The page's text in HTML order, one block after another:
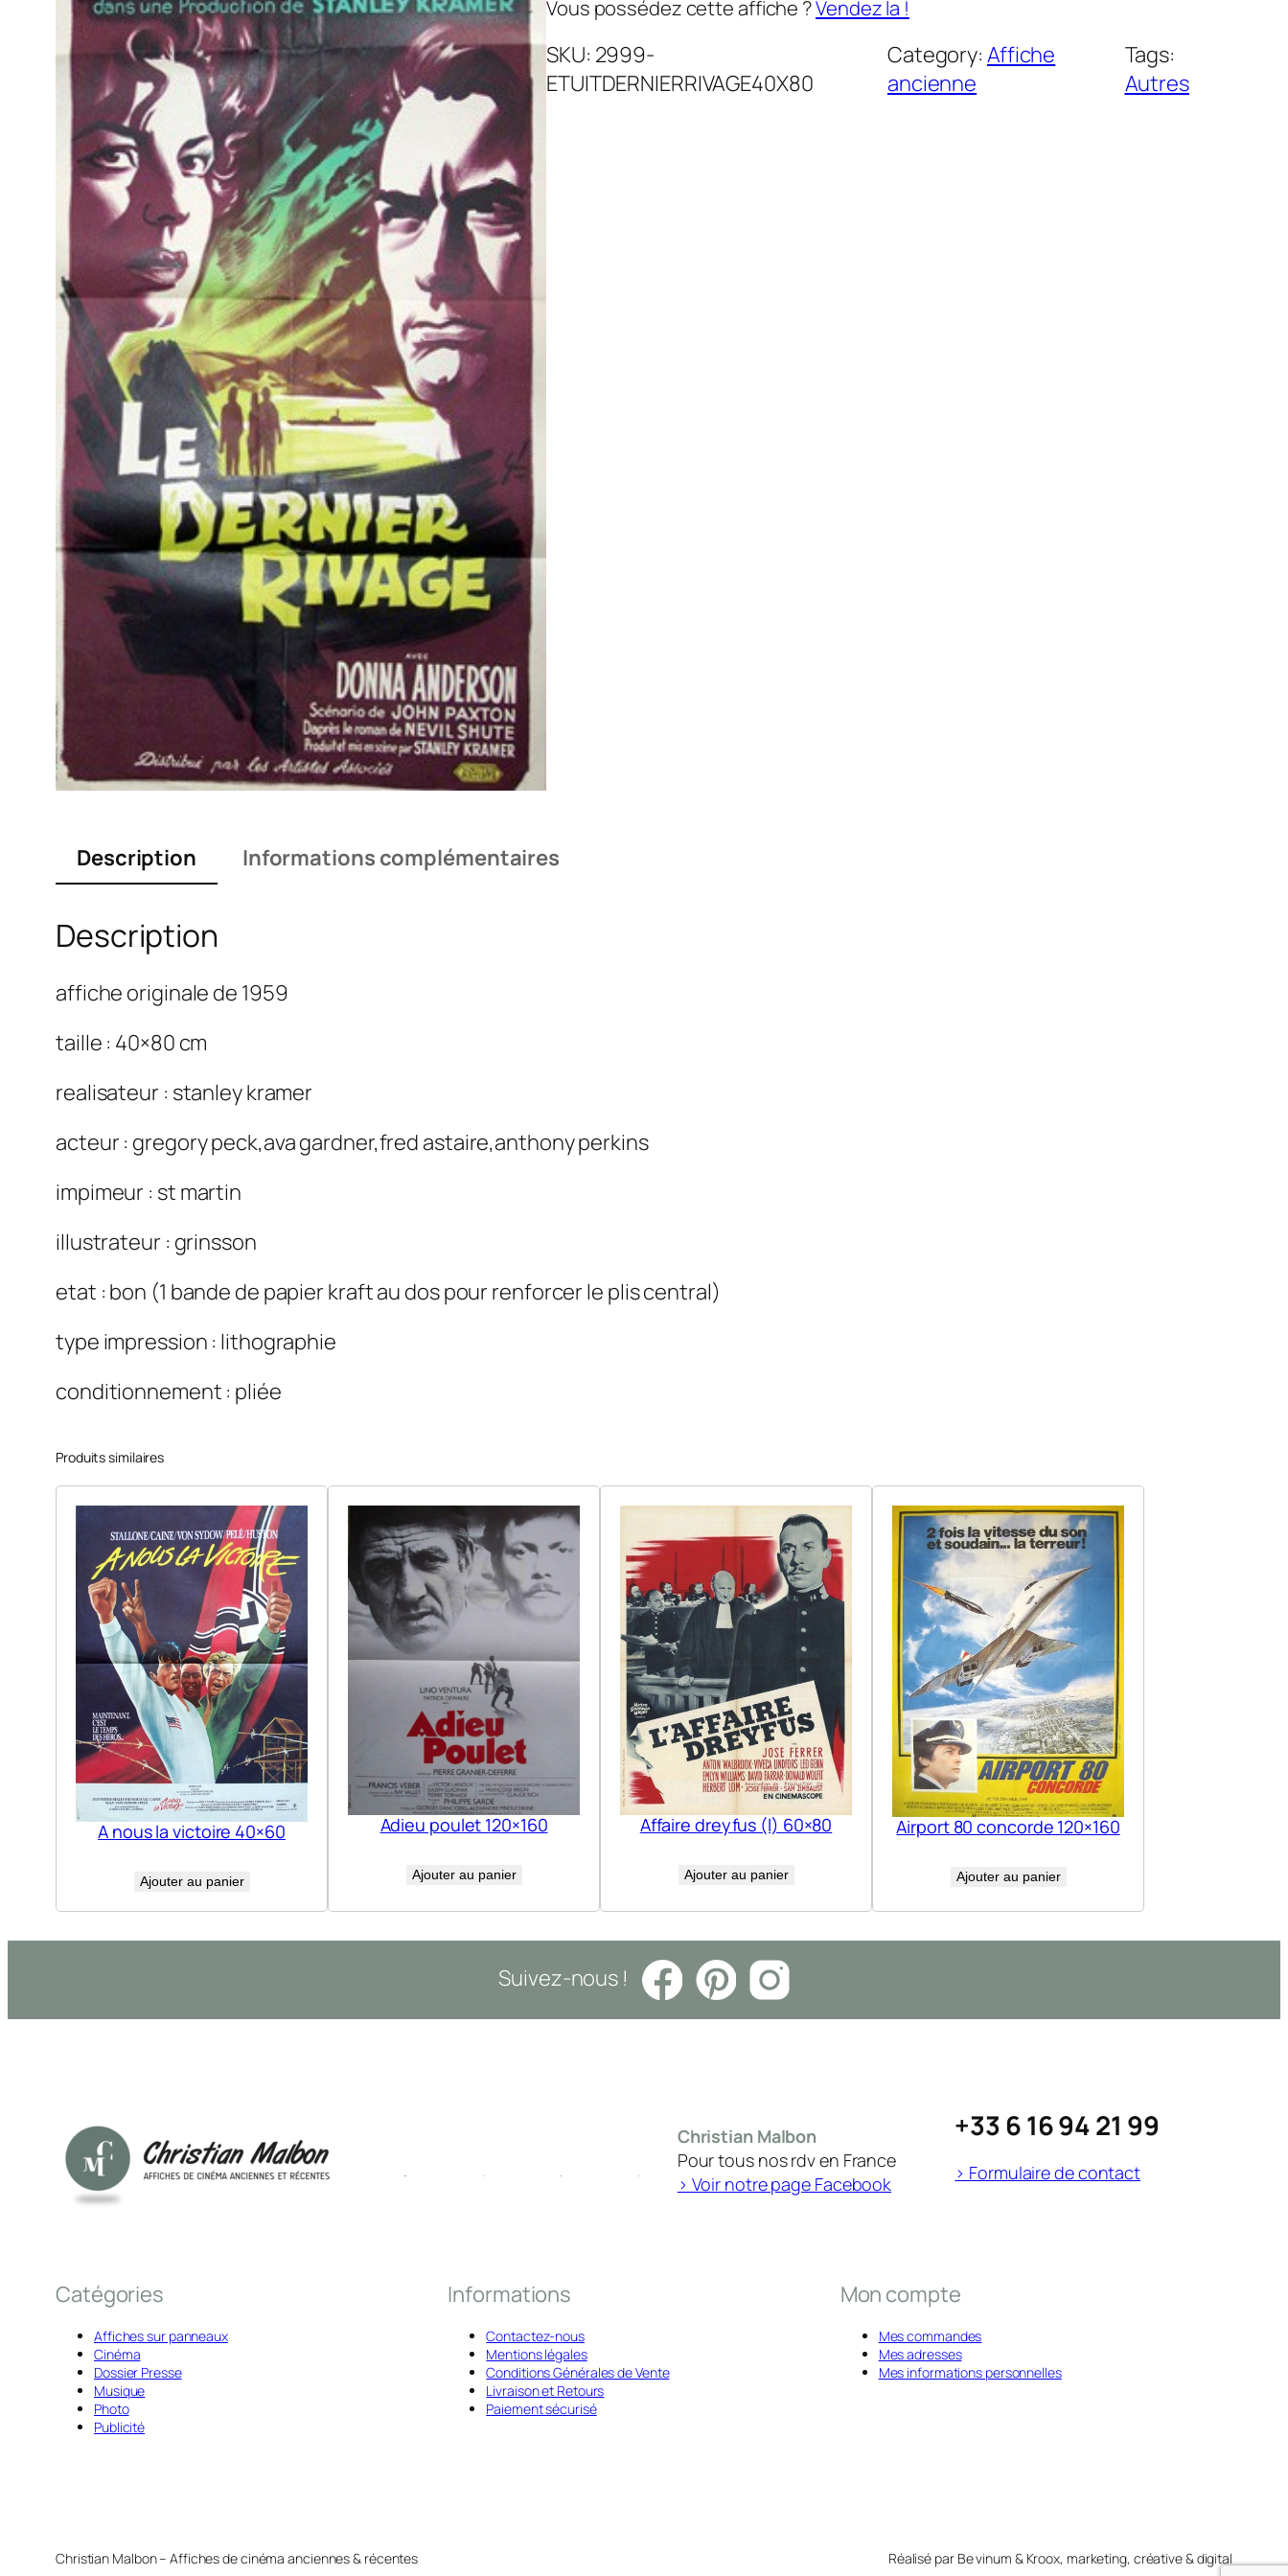
Vous possédez cette affiche ?Vendez la !
SKU: 2999-
ETUITDERNIERRIVAGE40X80
Category: Affiche
ancienne
Tags:
Autres
Description Informations complémentaires
Description
affiche originale de 1959
taille : 40×80 cm
realisateur : stanley kramer
acteur : gregory peck,ava gardner,fred astaire,anthony perkins
impimeur : st martin
illustrateur : grinsson
etat : bon (1 bande de papier kraft au dos pour renforcer le plis central)
type impression : lithographie
conditionnement : pliée
Produits similaires
A nous la victoire 40×60
Ajouter au panier
Adieu poulet 120×160
Ajouter au panier
Affaire dreyfus (l) 60×80
Ajouter au panier
Airport 80 concorde 120×160
Ajouter au panier
Suivez-nous !
Christian Malbon
Pour tous nos rdv en France
> Voir notre page Facebook
+33 6 16 94 21 99
> Formulaire de contact
Catégories
Affiches sur panneaux
Cinéma
Dossier Presse
Musique
Photo
Publicité
Informations
Contactez-nous
Mentions légales
Conditions Générales de Vente
Livraison et Retours
Paiement sécurisé
Mon compte
Mes commandes
Mes adresses
Mes informations personnelles
Christian Malbon – Affiches de cinéma anciennes & récentes Réalisé par Be vinum & Kroox, marketing, créative & digital